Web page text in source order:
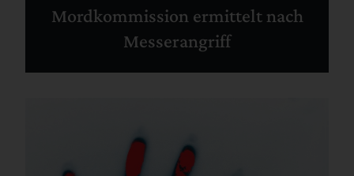
Mordkommission ermittelt nach
Messerangriff